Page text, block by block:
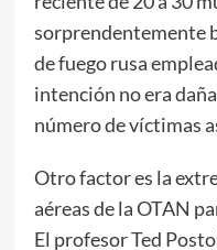
sorprendentemente
de fuego rusa
intención no era
número de víctimas
Otro factor es la
aéreas de la OTAN
El profesor Ted